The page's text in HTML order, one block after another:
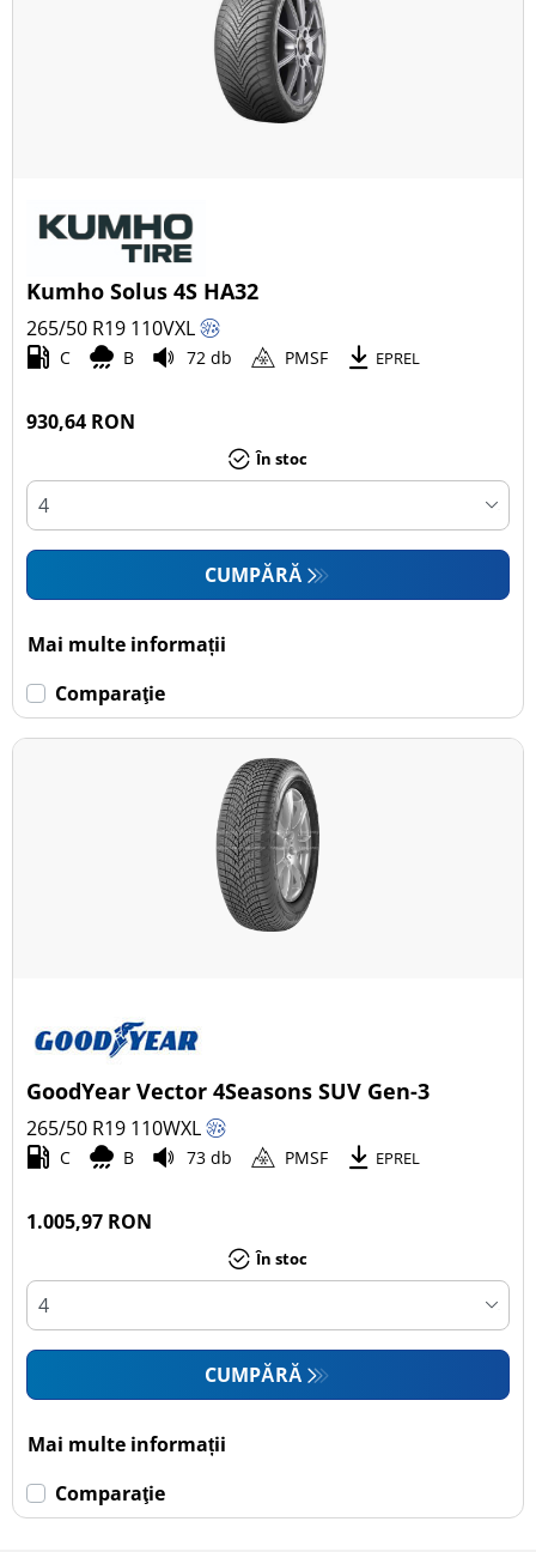
Kumho Solus 4S HA32
265/50 R19 110VXL
C B 72 db PMSF EPREL
930,64 RON
În stoc
CUMPĂRĂ
Mai multe informații
Comparaţie
GoodYear Vector 4Seasons SUV Gen-3
265/50 R19 110WXL
C B 73 db PMSF EPREL
1.005,97 RON
În stoc
CUMPĂRĂ
Mai multe informații
Comparaţie